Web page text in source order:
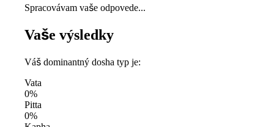
Spracovávam vaše odpovede...
Vaše výsledky
Váš dominantný dosha typ je:
Vata
0%
Pitta
0%